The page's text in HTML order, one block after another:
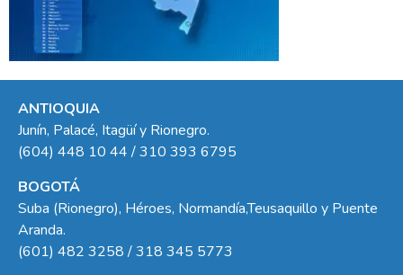
ANTIOQUIA
Junín, Palacé, Itagüí y Rionegro.
(604) 448 10 44 / 310 393 6795
BOGOTÁ
Suba (Rionegro), Héroes, Normandía,Teusaquillo y Puente
Aranda.
(601) 482 3258 / 318 345 5773